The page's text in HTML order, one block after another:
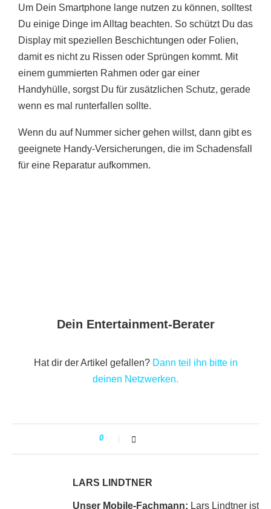
Um Dein Smartphone lange nutzen zu können, solltest
Du einige Dinge im Alltag beachten. So schützt Du das
Display mit speziellen Beschichtungen oder Folien,
damit es nicht zu Rissen oder Sprüngen kommt. Mit
einem gummierten Rahmen oder gar einer
Handyhülle, sorgst Du für zusätzlichen Schutz, gerade
wenn es mal runterfallen sollte.
Wenn du auf Nummer sicher gehen willst, dann gibt es
geeignete Handy-Versicherungen, die im Schadensfall
für eine Reparatur aufkommen.
Dein Entertainment-Berater
Hat dir der Artikel gefallen? Dann teil ihn bitte in
deinen Netzwerken.
0
LARS LINDTNER
Unser Mobile-Fachmann: Lars Lindtner ist